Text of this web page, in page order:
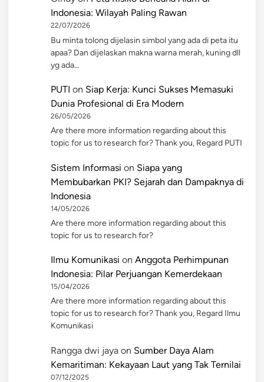
Indonesia: Wilayah Paling Rawan
22/07/2026
Bu minta tolong dijelasin simbol yang ada di peta itu
apaa? Dan dijelaskan makna warna merah, kuning dll
yg ada…
PUTI on Siap Kerja: Kunci Sukses Memasuki
Dunia Profesional di Era Modern
26/05/2026
Are there more information regarding about this
topic for us to research for? Thank you, Regard PUTI
Sistem Informasi on Siapa yang
Membubarkan PKI? Sejarah dan Dampaknya di
Indonesia
14/05/2026
Are there more information regarding about this
topic for us to research for?
Ilmu Komunikasi on Anggota Perhimpunan
Indonesia: Pilar Perjuangan Kemerdekaan
15/04/2026
Are there more information regarding about this
topic for us to research for? Thank you, Regard Ilmu
Komunikasi
Rangga dwi jaya on Sumber Daya Alam
Kemaritiman: Kekayaan Laut yang Tak Ternilai
07/12/2025